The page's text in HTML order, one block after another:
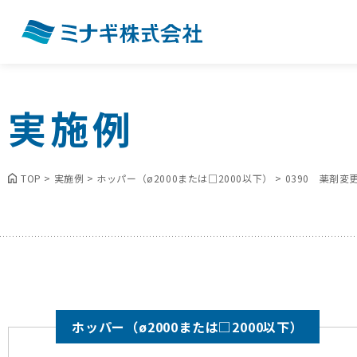
実施例
TOP > 実施例 > ホッパー（ø2000または□2000以下） > 0390 薬剤変
ホッパー（ø2000または□2000以下）